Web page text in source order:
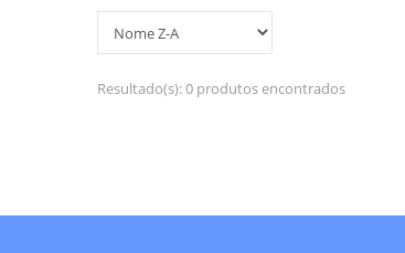
Resultado(s):0 produtos encontrados